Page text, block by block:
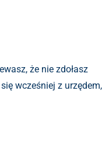
że nie zdołasz
wcześniej z urzędem,